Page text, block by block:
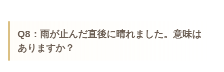
Q8：雨が止んだ直後に晴れました。意味は
ありますか？